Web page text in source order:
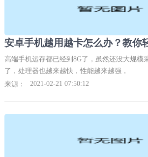
安卓手机越用越卡怎么办？教你
高端手机运存都已经到8G了，虽然还没大规模
了，处理器也越来越快，性能越来越强，
来源：
2021-02-21 07:50:12